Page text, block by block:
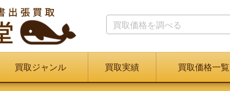
買取ジャンル 買取実績 買取価格一覧